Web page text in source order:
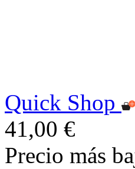
Quick Shop
41,00 €
Precio más